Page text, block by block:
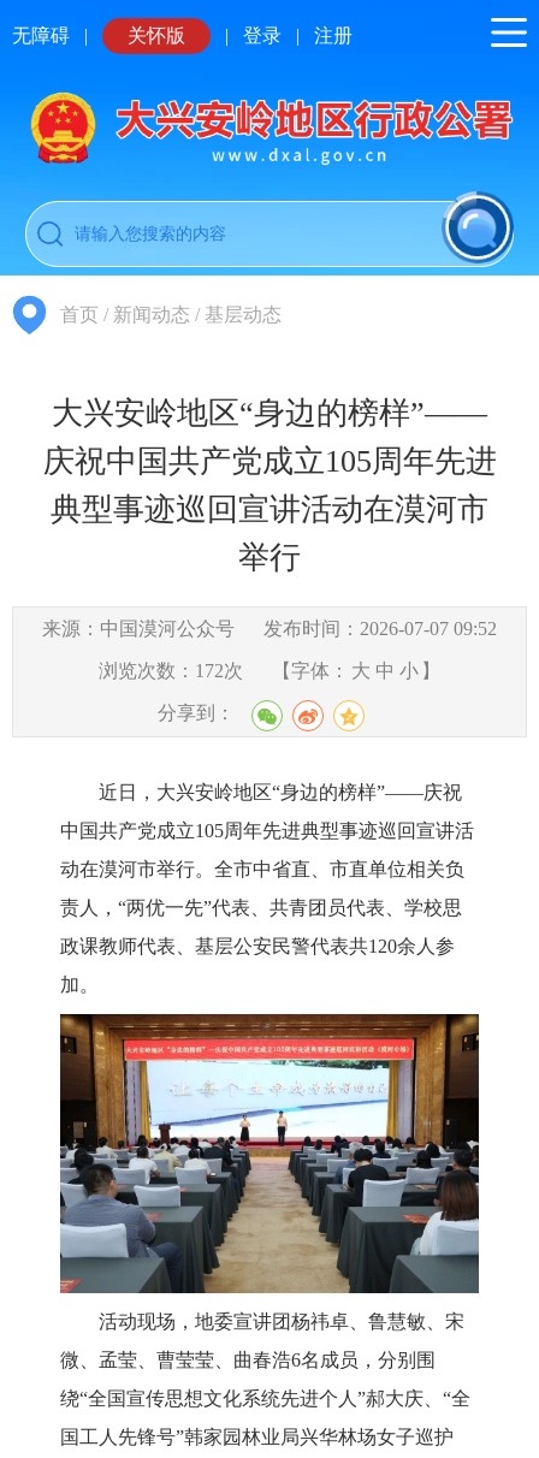
无障碍 | 关怀版 | 登录 | 注册
首页 / 新闻动态 / 基层动态
大兴安岭地区“身边的榜样”——
庆祝中国共产党成立105周年先进
典型事迹巡回宣讲活动在漠河市
举行
来源：中国漠河公众号 发布时间：2026-07-07 09:52
浏览次数： 172次 【字体： 大 中 小 】
分享到：
近日，大兴安岭地区“身边的榜样”——庆祝
中国共产党成立105周年先进典型事迹巡回宣讲活
动在漠河市举行。 全市中省直、市直单位相关负
责人
， “两优一先”代表、共青团员代表、学校思
政课教师代表、基层公安民警代表共120余人参
加。
活动现场， 地委宣讲团杨祎卓、鲁慧敏、宋
微、孟莹、曹莹莹、曲春浩6名 成员，分别围
绕“全国宣传思想文化系统先进个人 ”郝大庆、 “全
国工人先锋号”韩家园林业局兴华林场女子巡护